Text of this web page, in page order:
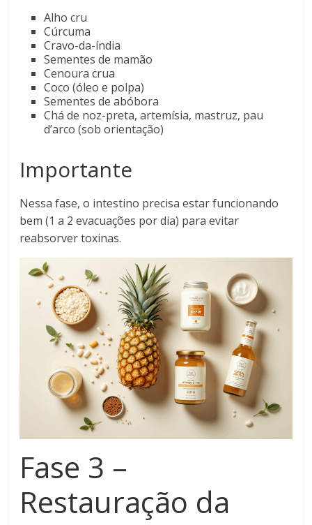
Alho cru
Cúrcuma
Cravo-da-índia
Sementes de mamão
Cenoura crua
Coco (óleo e polpa)
Sementes de abóbora
Chá de noz-preta, artemísia, mastruz, pau
d’arco (sob orientação)
Importante
Nessa fase, o intestino precisa estar funcionando
bem (1 a 2 evacuações por dia) para evitar
reabsorver toxinas.
Fase 3 –
Restauração da